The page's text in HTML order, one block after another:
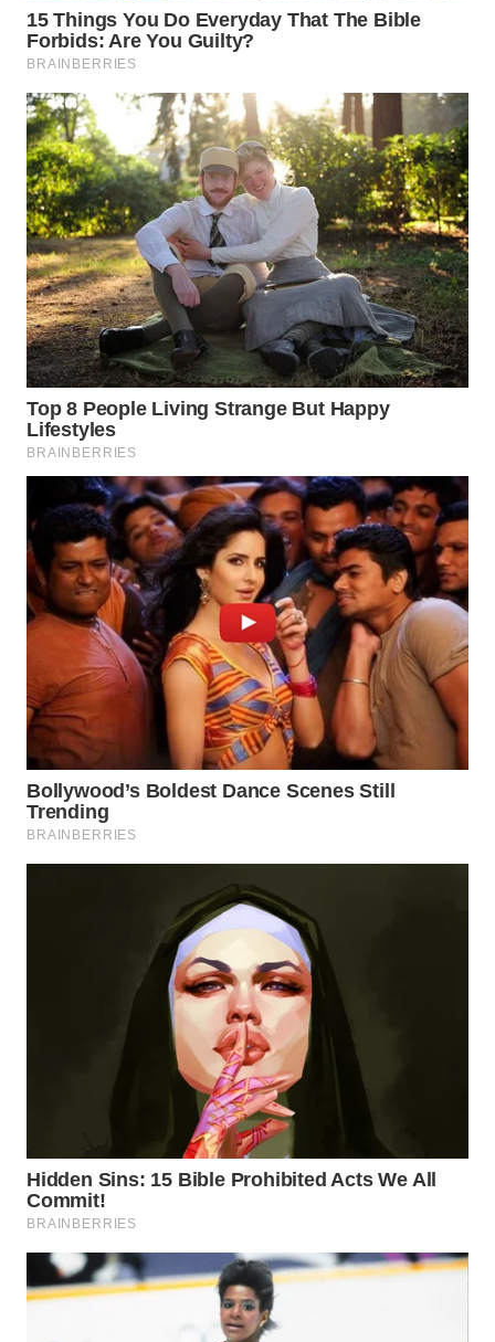
LANGKAT
WN
TAPANULI
SELATAN
WN
TANJUNG
LESUNG
WN
KARO
WN
SIMALUNGUN
WN
WN
TAPANULI
TENGAH
WN DELI
SERDANG
WN
TEBING
TINGGI
WN
PAKPAK
WN
TAPANULI
UTARA